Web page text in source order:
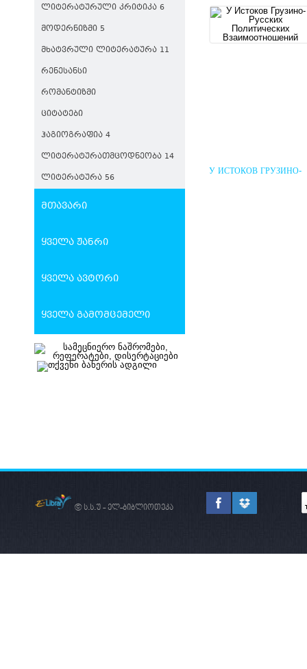
ᲚᲘᲢᲔᲠᲐᲢᲣᲠᲣᲚᲘ ᲙᲠᲘᲢᲘᲙᲐ 6
ᲛᲝᲓᲔᲠᲜᲘᲖᲛᲘ 5
ᲛᲮᲐᲢᲕᲠᲣᲚᲘ ᲚᲘᲢᲔᲠᲐᲢᲣᲠᲐ 11
ᲠᲔᲜᲔᲡᲐᲜᲡᲘ
ᲠᲝᲛᲐᲜᲢᲘᲖᲛᲘ
ᲪᲘᲢᲐᲢᲔᲑᲘ
ᲰᲐᲒᲘᲝᲒᲠᲐᲤᲘᲐ 4
ᲚᲘᲢᲔᲠᲐᲢᲣᲠᲐᲗᲛᲪᲝᲓᲜᲔᲝᲑᲐ 14
ᲚᲘᲢᲔᲠᲐᲢᲣᲠᲐ 56
მთავარი
ყველა ჟანრი
ყველა ავტორი
ყველა გამომცემელი
У ИСТОКОВ ГРУЗИНО-
© ს.ს.უ - ელ-ბიბლიოთეკა